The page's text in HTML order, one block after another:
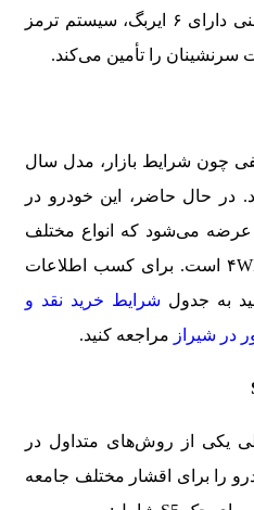
این خودرو همچنین از نظر ایمنی دارای ۶ ایربگ، سیستم ترمز
چون شرایط بازار، مدل سال
در حال حاضر، این خودرو در
عرضه می‌شود که انواع مختلف
آن شامل دو مدل ۲WD و ۴WD است. برای کسب اطلاعات
به جدول شرایط خرید نقد و
در شیراز مراجعه کنید.
یکی از روش‌های متداول در
را برای اقشار مختلف جامعه